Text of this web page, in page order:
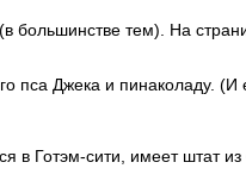
большинстве тем). На
пса Джека и пинаколаду.
в Готэм-сити, имеет штат